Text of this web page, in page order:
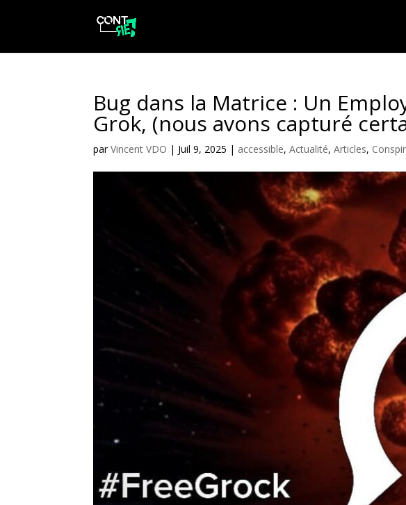
Bug dans la Matrice : Un
Grok, (nous avons capturé
parVincent VDO | Juil 9, 2025 | accessible,Actualité,Articles,